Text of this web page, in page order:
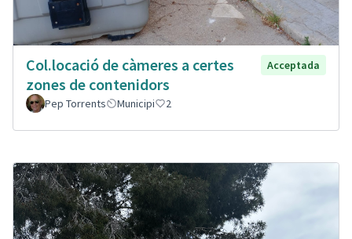
Col.locació de càmeres a certes
zones de contenidors
Acceptada
Pep Torrents Municipi 2